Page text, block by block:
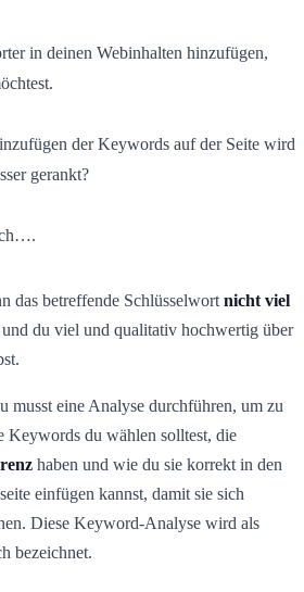
in deinen Webinhalten hinzufügen,
der Keywords auf der Seite wird
gerankt?
das betreffende Schlüsselwort nicht viel
und du viel und qualitativ hochwertig über
musst eine Analyse durchführen, um zu
Keywords du wählen solltest, die
haben und wie du sie korrekt in den
einfügen kannst, damit sie sich
Diese Keyword-Analyse wird als
bezeichnet.